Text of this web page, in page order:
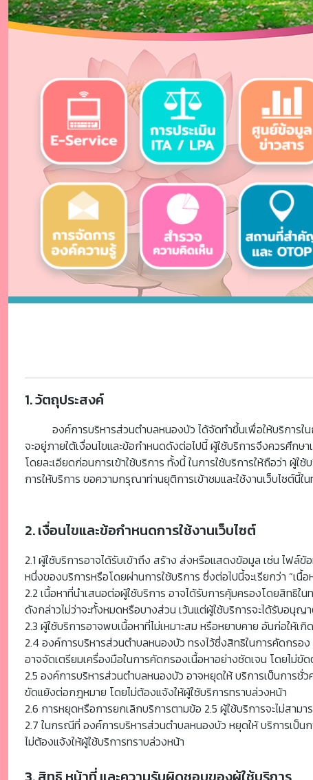
1. วัตถุประสงค์
องค์การบริหารส่วนตำบลหนองบัว ได้จัดทำขึ้นเพื่อให้บริการใ
จะอยู่ภายใต้เงื่อนไขและข้อกำหนดดังต่อไปนี้ ผู้ใช้บริการจึงควรศึกษ
โดยละเอียดก่อนการเข้าใช้บริการ ทั้งนี้ ในการใช้บริการให้ถือว่า ผู้
การให้บริการ ขอความกรุณาท่านยุติการเข้าชมและใช้งานเว็บไซต์นี้ใ
2. เงื่อนไขและข้อกำหนดการใช้งานเว็บไซต์
2.1 ผู้ใช้บริการอาจได้รับเข้าถึง สร้าง ส่งหรือแสดงข้อมูล เช่น ไ
หนึ่งของบริการหรือโดยผ่านการใช้บริการ ซึ่งต่อไปนี้จะเรียกว่า “เนื้อ
2.2 เนื้อหาที่นำเสนอต่อผู้ใช้บริการ อาจได้รับการคุ้มครองโดยสิทธิ
ดังกล่าวไม่ว่าจะทั้งหมดหรือบางส่วน เว้นแต่ผู้ใช้บริการจะได้รับอนุญ
2.3 ผู้ใช้บริการอาจพบเนื้อหาที่ไม่เหมาะสม หรือหยาบคาย อันก่อให้เ
2.4 องค์การบริหารส่วนตำบลหนองบัว ทรงไว้ซึ่งสิทธิในการคัดกรอ
อาจจัดเตรียมเครื่องมือในการคัดกรองเนื้อหาอย่างชัดเจน โดยไม่
2.5 องค์การบริหารส่วนตำบลหนองบัว อาจหยุดให้ บริการเป็นการชั่
ขัดแย้งต่อกฎหมาย โดยไม่ต้องแจ้งให้ผู้ใช้บริการทราบล่วงหน้า
2.6 การหยุดหรือการยกเลิกบริการตามข้อ 2.5 ผู้ใช้บริการจะไม่สา
2.7 ในกรณีที่ องค์การบริหารส่วนตำบลหนองบัว หยุดให้ บริการเป็
ไม่ต้องแจ้งให้ผู้ใช้บริการทราบล่วงหน้า